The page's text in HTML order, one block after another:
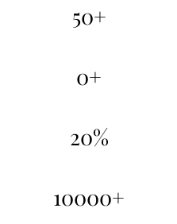
50+
0+
20%
10000+